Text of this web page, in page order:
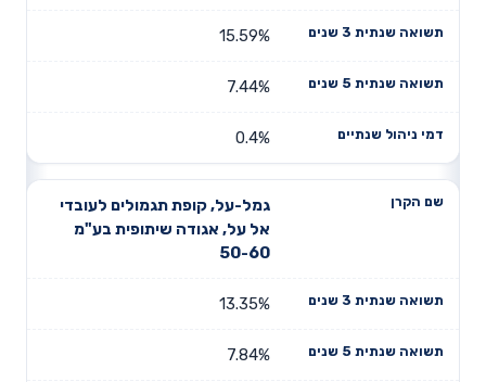
15.59%
7.44%
0.4%
גמל-על, קופת תגמולים לעובדי
אל על, אגודה שיתופית בע"מ
50-60
13.35%
7.84%